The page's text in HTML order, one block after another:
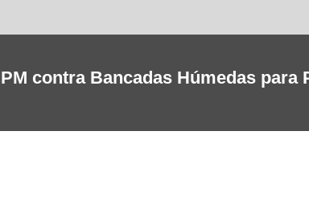
contra Bancadas Húmedas para